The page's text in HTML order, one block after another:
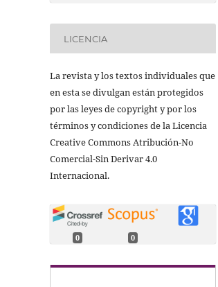
LICENCIA
La revista y los textos individuales que
en esta se divulgan están protegidos
por las leyes de copyright y por los
términos y condiciones de la Licencia
Creative Commons Atribución-No
Comercial-Sin Derivar 4.0
Internacional.
0 0